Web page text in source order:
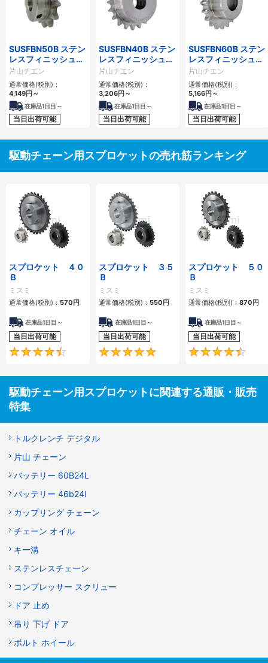
SUSFBN50B ステン
レスフィニッシュド
ボアスプロケット
片山チエン
通常価格(税別)：
4,149円 ～
在庫品1日目～
当日出荷可能
SUSFBN40B ステン
レスフィニッシュド
ボアスプロケット
片山チエン
通常価格(税別)：
3,206円 ～
在庫品1日目～
当日出荷可能
SUSFBN60B ステン
レスフィニッシュド
ボアスプロケット
片山チエン
通常価格(税別)：
5,166円 ～
在庫品1日目～
当日出荷可能
駆動チェーン用スプロケットの売れ筋ランキング
スプロケット ４０
Ｂ
ミスミ
通常価格(税別)： 570 円
在庫品1日目～
当日出荷可能
4.5
スプロケット ３５
Ｂ
ミスミ
通常価格(税別)： 550 円
在庫品1日目～
当日出荷可能
4.8
スプロケット ５０
Ｂ
ミスミ
通常価格(税別)： 870 円
在庫品1日目～
当日出荷可能
駆動チェーン用スプロケットに関連する通販・販売
特集
トルクレンチ デジタル
片山 チェーン
バッテリー 60B24L
バッテリー 46b24l
カップリング チェーン
チェーン オイル
キー溝
ステンレスチェーン
コンプレッサー スクリュー
ドア 止め
吊り 下げ ドア
ボルト ホイール